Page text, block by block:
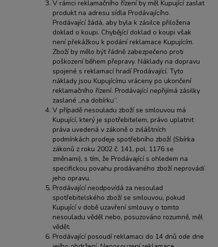
V rámci reklamačního řízení by měl Kupující zaslat
produkt na adresu sídla Prodávajícího.
Prodávající žádá, aby byla k zásilce přiložena
doklad o koupi. Chybějící doklad o koupi však
není překážkou k podání reklamace Kupujícím.
Zboží by mělo být řádně zabezpečeno proti
poškození během přepravy. Náklady na dopravu
spojené s reklamací hradí Prodávající. Tyto
náklady jsou Kupujícímu vráceny po ukončení
reklamačního řízení. Prodávající nepřijímá zásilky
zaslané „na dobírku“.
V případě nesouladu zboží se smlouvou má
Kupující, který je spotřebitelem, právo uplatnit
práva uvedená v zákoně o zvláštních
podmínkách prodeje spotřebního zboží (Sbírka
zákonů z roku 2002 č. 141, pol. 1176 se
změnami), s tím, že Prodávající s ohledem na
specifickou povahu prodávaného zboží neprovádí
jeho opravu.
Prodávající neodpovídá za nesoulad
spotřebitelského zboží se smlouvou, pokud
Kupující v době uzavření smlouvy o tomto
nesouladu věděl nebo, posuzováno rozumně, měl
vědět.
Prodávající posoudí reklamaci do 14 dnů ode dne